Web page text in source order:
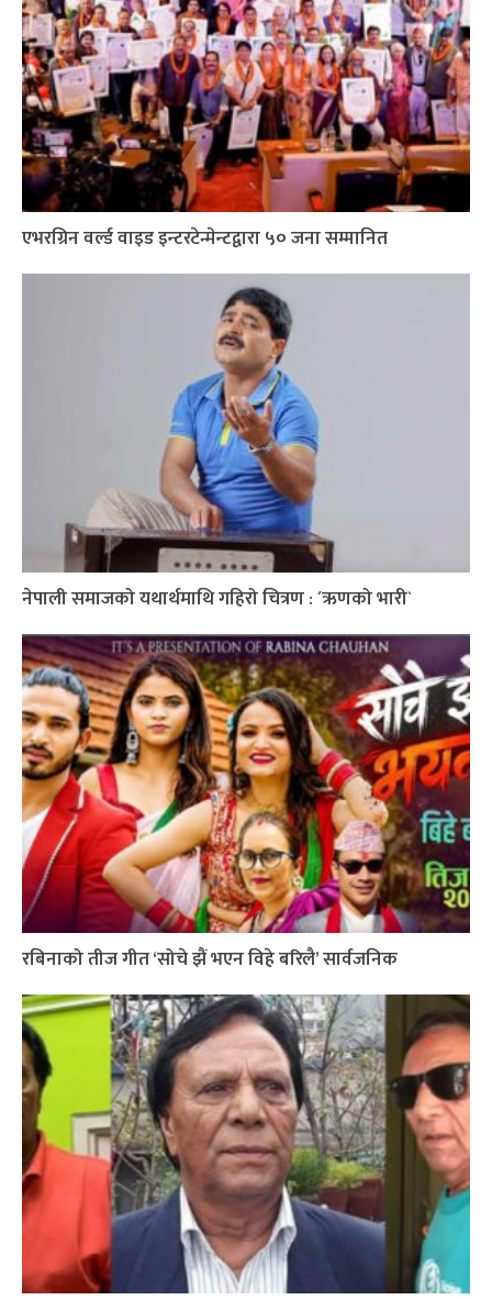
एभरग्रिन वर्ल्ड वाइड इन्टरटेन्मेन्टद्वारा ५० जना सम्मानित
नेपाली समाजको यथार्थमाथि गहिरो चित्रण : ´ऋणको भारी`
रबिनाको तीज गीत ‘सोचे झैं भएन विहे बरिलै’ सार्वजनिक